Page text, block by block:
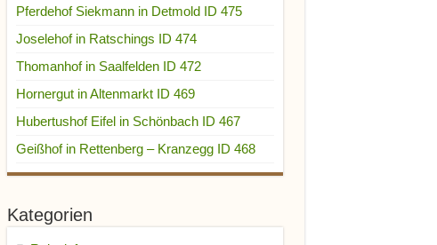
Pferdehof Siekmann in Detmold ID 475
Joselehof in Ratschings ID 474
Thomanhof in Saalfelden ID 472
Hornergut in Altenmarkt ID 469
Hubertushof Eifel in Schönbach ID 467
Geißhof in Rettenberg – Kranzegg ID 468
Kategorien